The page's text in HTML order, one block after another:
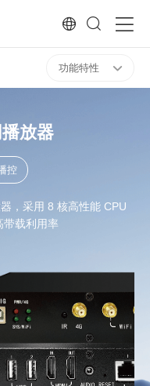
功能特性
放器
控
，采用 8 核高性能 CPU
带载利用率